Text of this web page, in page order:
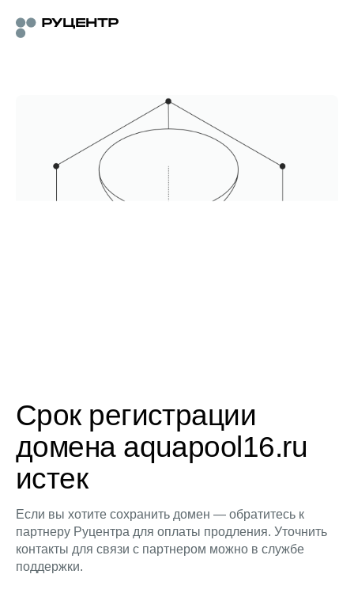
Срок регистрации
домена aquapool16.ru
истек
Если вы хотите сохранить домен — обратитесь к
партнеру Руцентра для оплаты продления. Уточнить
контакты для связи с партнером можно в службе
поддержки.